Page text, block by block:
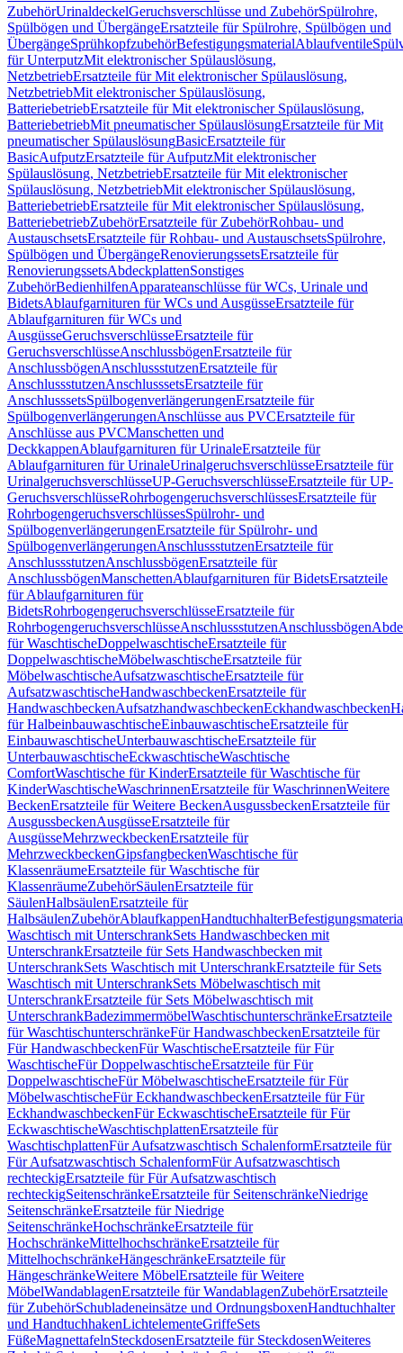
ZubehörUrinaldeckelGeruchsverschlüsse und ZubehörSpülrohre,
Spülbögen und ÜbergängeErsatzteile für Spülrohre, Spülbögen und
ÜbergängeSprühkopfzubehörBefestigungsmaterialAblaufventile
für UnterputzMit elektronischer Spülauslösung,
NetzbetriebErsatzteile für Mit elektronischer Spülauslösung,
NetzbetriebMit elektronischer Spülauslösung,
BatteriebetriebErsatzteile für Mit elektronischer Spülauslösung,
BatteriebetriebMit pneumatischer SpülauslösungErsatzteile für Mit
pneumatischer SpülauslösungBasicErsatzteile für
BasicAufputzErsatzteile für AufputzMit elektronischer
Spülauslösung, NetzbetriebErsatzteile für Mit elektronischer
Spülauslösung, NetzbetriebMit elektronischer Spülauslösung,
BatteriebetriebErsatzteile für Mit elektronischer Spülauslösung,
BatteriebetriebZubehörErsatzteile für ZubehörRohbau- und
AustauschsetsErsatzteile für Rohbau- und AustauschsetsSpülrohre,
Spülbögen und ÜbergängeRenovierungssetsErsatzteile für
RenovierungssetsAbdeckplattenSonstiges
ZubehörBedienhilfenApparateanschlüsse für WCs, Urinale und
BidetsAblaufgarnituren für WCs und AusgüsseErsatzteile für
Ablaufgarnituren für WCs und
AusgüsseGeruchsverschlüsseErsatzteile für
GeruchsverschlüsseAnschlussbögenErsatzteile für
AnschlussbögenAnschlussstutzenErsatzteile für
AnschlussstutzenAnschlusssetsErsatzteile für
AnschlusssetsSpülbogenverlängerungenErsatzteile für
SpülbogenverlängerungenAnschlüsse aus PVCErsatzteile für
Anschlüsse aus PVCManschetten und
DeckkappenAblaufgarnituren für UrinaleErsatzteile für
Ablaufgarnituren für UrinaleUrinalgeruchsverschlüsseErsatzteile für
UrinalgeruchsverschlüsseUP-GeruchsverschlüsseErsatzteile für UP-
GeruchsverschlüsseRohrbogengeruchsverschlüssesErsatzteile für
RohrbogengeruchsverschlüssesSpülrohr- und
SpülbogenverlängerungenErsatzteile für Spülrohr- und
SpülbogenverlängerungenAnschlussstutzenErsatzteile für
AnschlussstutzenAnschlussbögenErsatzteile für
AnschlussbögenManschettenAblaufgarnituren für BidetsErsatzteile
für Ablaufgarnituren für
BidetsRohrbogengeruchsverschlüsseErsatzteile für
RohrbogengeruchsverschlüsseAnschlussstutzenAnschlussbögen
für WaschtischeDoppelwaschtischeErsatzteile für
DoppelwaschtischeMöbelwaschtischeErsatzteile für
MöbelwaschtischeAufsatzwaschtischeErsatzteile für
AufsatzwaschtischeHandwaschbeckenErsatzteile für
HandwaschbeckenAufsatzhandwaschbeckenEckhandwaschbecken
für HalbeinbauwaschtischeEinbauwaschtischeErsatzteile für
EinbauwaschtischeUnterbauwaschtischeErsatzteile für
UnterbauwaschtischeEckwaschtischeWaschtische
ComfortWaschtische für KinderErsatzteile für Waschtische für
KinderWaschtischeWaschrinnenErsatzteile für WaschrinnenWeitere
BeckenErsatzteile für Weitere BeckenAusgussbeckenErsatzteile für
AusgussbeckenAusgüsseErsatzteile für
AusgüsseMehrzweckbeckenErsatzteile für
MehrzweckbeckenGipsfangbeckenWaschtische für
KlassenräumeErsatzteile für Waschtische für
KlassenräumeZubehörSäulenErsatzteile für
SäulenHalbsäulenErsatzteile für
HalbsäulenZubehörAblaufkappenHandtuchhalter
Waschtisch mit UnterschrankSets Handwaschbecken mit
UnterschrankErsatzteile für Sets Handwaschbecken mit
UnterschrankSets Waschtisch mit UnterschrankErsatzteile für Sets
Waschtisch mit UnterschrankSets Möbelwaschtisch mit
UnterschrankErsatzteile für Sets Möbelwaschtisch mit
UnterschrankBadezimmermöbelWaschtischunterschränkeErsatzteile
für WaschtischunterschränkeFür HandwaschbeckenErsatzteile für
Für HandwaschbeckenFür WaschtischeErsatzteile für Für
WaschtischeFür DoppelwaschtischeErsatzteile für Für
DoppelwaschtischeFür MöbelwaschtischeErsatzteile für Für
MöbelwaschtischeFür EckhandwaschbeckenErsatzteile für Für
EckhandwaschbeckenFür EckwaschtischeErsatzteile für Für
EckwaschtischeWaschtischplattenErsatzteile für
WaschtischplattenFür Aufsatzwaschtisch SchalenformErsatzteile für
Für Aufsatzwaschtisch SchalenformFür Aufsatzwaschtisch
rechteckigErsatzteile für Für Aufsatzwaschtisch
rechteckigSeitenschränkeErsatzteile für SeitenschränkeNiedrige
SeitenschränkeErsatzteile für Niedrige
SeitenschränkeHochschränkeErsatzteile für
HochschränkeMittelhochschränkeErsatzteile für
MittelhochschränkeHängeschränkeErsatzteile für
HängeschränkeWeitere MöbelErsatzteile für Weitere
MöbelWandablagenErsatzteile für WandablagenZubehörErsatzteile
für ZubehörSchubladeneinsätze und OrdnungsboxenHandtuchhalter
und HandtuchhakenLichtelementeGriffeSets
FüßeMagnettafelnSteckdosenErsatzteile für SteckdosenWeiteres